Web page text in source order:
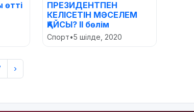
өтті
ПРЕЗИДЕНТПЕН
КЕЛІСЕТІН МӘСЕЛЕМ
ҚАЙСЫ? II бөлім
Спорт•5 шілде, 2020
›